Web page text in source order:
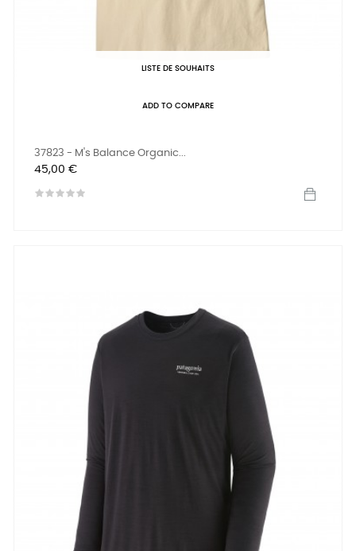
LISTE DE SOUHAITS
ADD TO COMPARE
37823 - M's Balance Organic...
Prix
45,00 €